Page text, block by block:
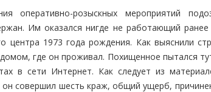
оперативно-розыскных мероприятий
Им оказался нигде не работающий ранее
центра 1973 года рождения. Как выяснили
где он проживал. Похищенное пытался
в сети Интернет. Как следует из
он совершил шесть краж, общий ущерб,